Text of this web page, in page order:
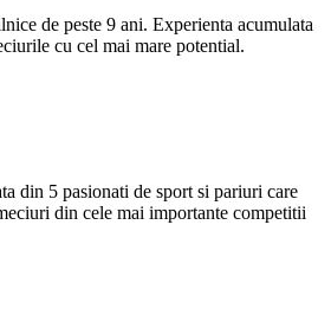
de peste 9 ani. Experienta acumulata
cu cel mai mare potential.
din 5 pasionati de sport si pariuri care
din cele mai importante competitii